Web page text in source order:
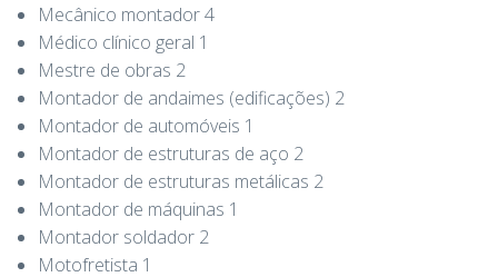
Mecânico montador 4
Médico clínico geral 1
Mestre de obras 2
Montador de andaimes (edificações) 2
Montador de automóveis 1
Montador de estruturas de aço 2
Montador de estruturas metálicas 2
Montador de máquinas 1
Montador soldador 2
Motofretista 1